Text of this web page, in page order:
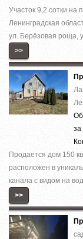
Участок 9,2 сотки на
Ленинградская
ул. Берёзовая роща,
>>
за
Продается дом 150
расположен в
канала с видом на
>>